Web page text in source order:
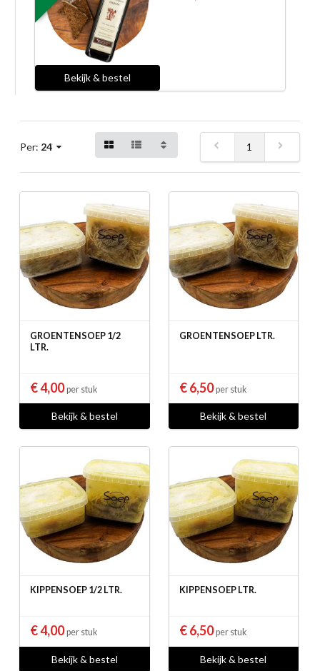
Bekijk & bestel
Per: 24 1
GROENTENSOEP 1/2
LTR.
€ 4,00per stuk
Bekijk & bestel
GROENTENSOEP LTR.
€ 6,50per stuk
Bekijk & bestel
KIPPENSOEP 1/2 LTR.
€ 4,00per stuk
Bekijk & bestel
KIPPENSOEP LTR.
€ 6,50per stuk
Bekijk & bestel